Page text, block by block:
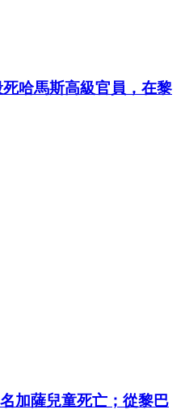
哈馬斯高級官員，在黎
加薩兒童死亡；從黎巴